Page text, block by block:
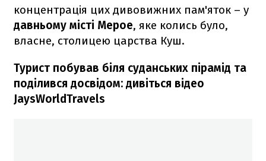
концентрація цих дивовижних пам'яток – у
давньому місті Мерое, яке колись було,
власне, столицею царства Куш.
Турист побував біля суданських пірамід та
поділився досвідом: дивіться відео
JaysWorldTravels